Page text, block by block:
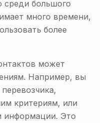
большого
много времени,
более
может
Например, вы
критериям, или
информации. Это